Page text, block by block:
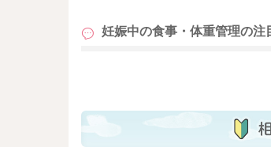
妊娠中の食事・体重管理の注